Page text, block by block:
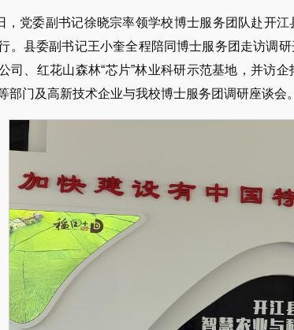
，党委副书记徐晓宗率领学校博士服务团队赴开
。县委副书记王小奎全程陪同博士服务团走访调
司、红花山森林“芯片”林业科研示范基地，并访
部门及高新技术企业与我校博士服务团调研座谈会。